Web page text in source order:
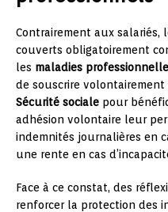
Contrairement aux salariés,
couverts obligatoirement
les maladies
de souscrire
Sécurité sociale pour
adhésion volontaire leur
indemnités journalières en
une rente en cas
Face à ce constat, des
renforcer la protection des